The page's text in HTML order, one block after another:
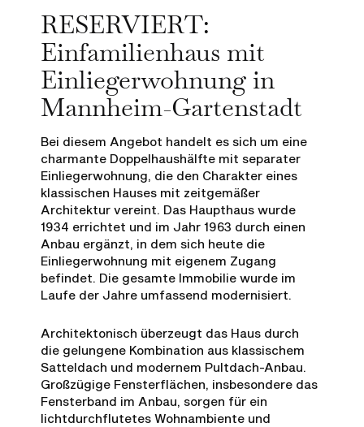
RESERVIERT:
Einfamilienhaus mit
Einliegerwohnung in
Mannheim-Gartenstadt
Bei diesem Angebot handelt es sich um eine
charmante Doppelhaushälfte mit separater
Einliegerwohnung, die den Charakter eines
klassischen Hauses mit zeitgemäßer
Architektur vereint. Das Haupthaus wurde
1934 errichtet und im Jahr 1963 durch einen
Anbau ergänzt, in dem sich heute die
Einliegerwohnung mit eigenem Zugang
befindet. Die gesamte Immobilie wurde im
Laufe der Jahre umfassend modernisiert.
Architektonisch überzeugt das Haus durch
die gelungene Kombination aus klassischem
Satteldach und modernem Pultdach-Anbau.
Großzügige Fensterflächen, insbesondere das
Fensterband im Anbau, sorgen für ein
lichtdurchflutetes Wohnambiente und